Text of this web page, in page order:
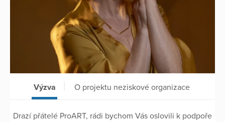
Výzva O projektu neziskové organizace
Drazí přátelé ProART, rádi bychom Vás oslovili k podpoře